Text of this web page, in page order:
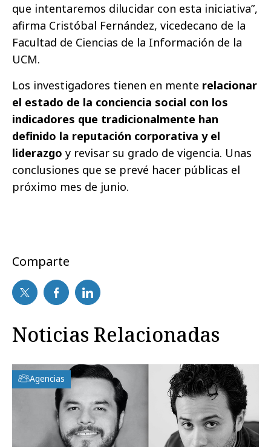
que intentaremos dilucidar con esta iniciativa”,
afirma Cristóbal Fernández, vicedecano de la
Facultad de Ciencias de la Información de la
UCM.
Los investigadores tienen en mente relacionar
el estado de la conciencia social con los
indicadores que tradicionalmente han
definido la reputación corporativa y el
liderazgo y revisar su grado de vigencia. Unas
conclusiones que se prevé hacer públicas el
próximo mes de junio.
Comparte
Noticias Relacionadas
Agencias